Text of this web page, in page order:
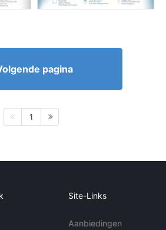
pagina
1
Site-Links
Aanbiedingen